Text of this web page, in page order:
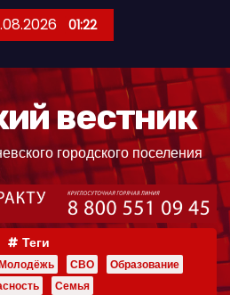
01:22
вестник
городского поселения
Теги
СВО
Образование
Семья